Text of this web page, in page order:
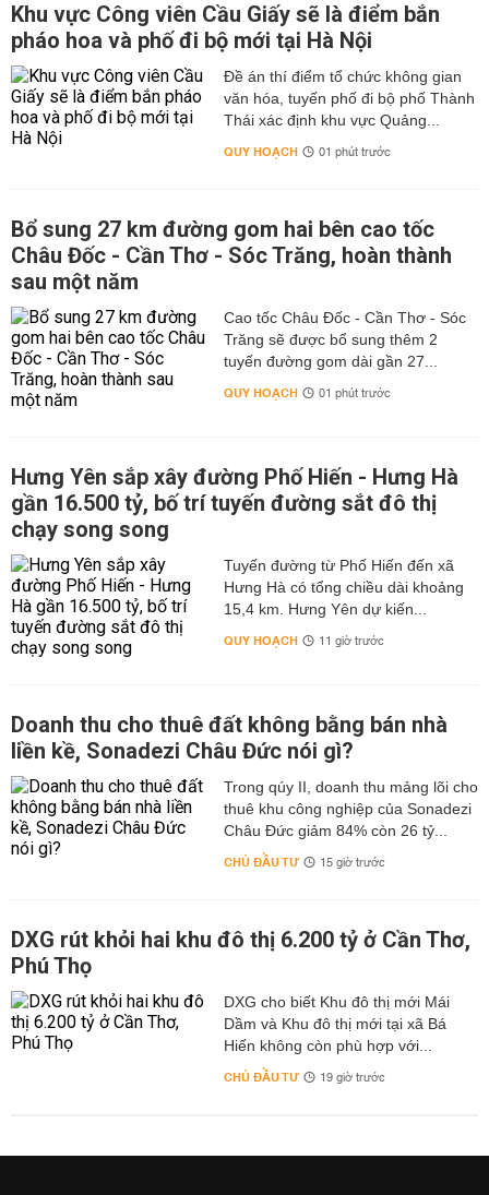
Khu vực Công viên Cầu Giấy sẽ là điểm bắn
pháo hoa và phố đi bộ mới tại Hà Nội
Đề án thí điểm tổ chức không gian
văn hóa, tuyến phố đi bộ phố Thành
Thái xác định khu vực Quảng...
QUY HOẠCH 01 phút trước
Bổ sung 27 km đường gom hai bên cao tốc
Châu Đốc - Cần Thơ - Sóc Trăng, hoàn thành
sau một năm
Cao tốc Châu Đốc - Cần Thơ - Sóc
Trăng sẽ được bổ sung thêm 2
tuyến đường gom dài gần 27...
QUY HOẠCH 01 phút trước
Hưng Yên sắp xây đường Phố Hiến - Hưng Hà
gần 16.500 tỷ, bố trí tuyến đường sắt đô thị
chạy song song
Tuyến đường từ Phố Hiến đến xã
Hưng Hà có tổng chiều dài khoảng
15,4 km. Hưng Yên dự kiến...
QUY HOẠCH 11 giờ trước
Doanh thu cho thuê đất không bằng bán nhà
liền kề, Sonadezi Châu Đức nói gì?
Trong qúy II, doanh thu mảng lõi cho
thuê khu công nghiệp của Sonadezi
Châu Đức giảm 84% còn 26 tỷ...
CHỦ ĐẦU TƯ 15 giờ trước
DXG rút khỏi hai khu đô thị 6.200 tỷ ở Cần Thơ,
Phú Thọ
DXG cho biết Khu đô thị mới Mái
Dầm và Khu đô thị mới tại xã Bá
Hiến không còn phù hợp với...
CHỦ ĐẦU TƯ 19 giờ trước